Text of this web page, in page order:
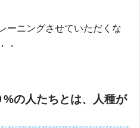
ーニングさせていただくな
・
%の人たちとは、人種が